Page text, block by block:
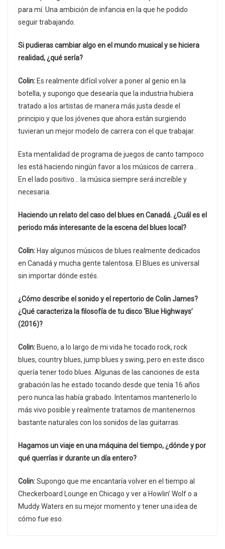
para mí. Una ambición de infancia en la que he podido
seguir trabajando.
Si pudieras cambiar algo en el mundo musical y se hiciera
realidad, ¿qué sería?
Colin: Es realmente difícil volver a poner al genio en la
botella, y supongo que desearía que la industria hubiera
tratado a los artistas de manera más justa desde el
principio y que los jóvenes que ahora están surgiendo
tuvieran un mejor modelo de carrera con el que trabajar.
Esta mentalidad de programa de juegos de canto tampoco
les está haciendo ningún favor a los músicos de carrera…
En el lado positivo… la música siempre será increíble y
necesaria.
Haciendo un relato del caso del blues en Canadá. ¿Cuál es el
periodo más interesante de la escena del blues local?
Colin: Hay algunos músicos de blues realmente dedicados
en Canadá y mucha gente talentosa. El Blues es universal
sin importar dónde estés.
¿Cómo describe el sonido y el repertorio de Colin James?
¿Qué caracteriza la filosofía de tu disco ‘Blue Highways’
(2016)?
Colin: Bueno, a lo largo de mi vida he tocado rock, rock
blues, country blues, jump blues y swing, pero en este disco
quería tener todo blues. Algunas de las canciones de esta
grabación las he estado tocando desde que tenía 16 años
pero nunca las había grabado. Intentamos mantenerlo lo
más vivo posible y realmente tratamos de mantenernos
bastante naturales con los sonidos de las guitarras.
Hagamos un viaje en una máquina del tiempo, ¿dónde y por
qué querrías ir durante un día entero?
Colin:Supongo que me encantaría volver en el tiempo al
Checkerboard Lounge en Chicago y ver a Howlin’ Wolf o a
Muddy Waters en su mejor momento y tener una idea de
cómo fue eso.